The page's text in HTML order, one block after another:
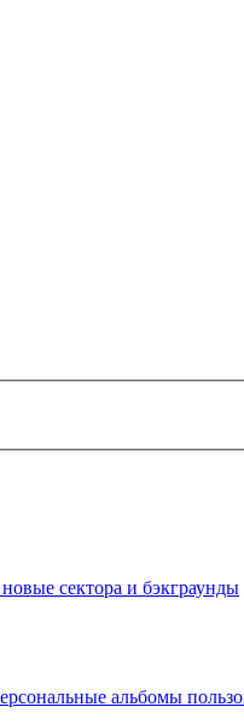
сектора и бэкграунды
альбомы